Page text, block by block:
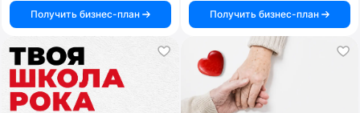
Получить бизнес-план
Получить бизнес-план